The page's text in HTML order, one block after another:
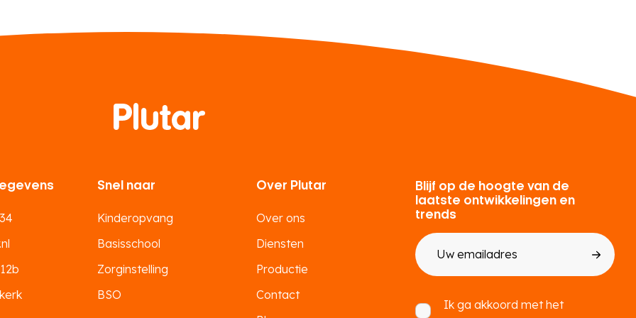
Snel naar
Kinderopvang
Basisschool
Zorginstelling
BSO
Over Plutar
Over ons
Diensten
Productie
Contact
Blijf op de hoogte van de
laatste ontwikkelingen en
trends
E-
mailadres
Ik ga akkoord met het